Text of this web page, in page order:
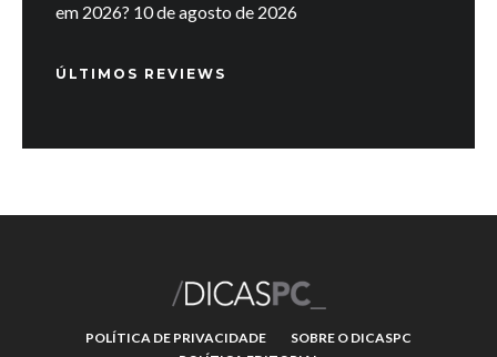
em 2026? 10 de agosto de 2026
ÚLTIMOS REVIEWS
POLÍTICA DE PRIVACIDADE
SOBRE O DICASPC